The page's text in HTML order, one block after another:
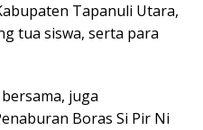
Tapanuli Utara,
tua siswa, serta para
juga
Boras Si Pir Ni